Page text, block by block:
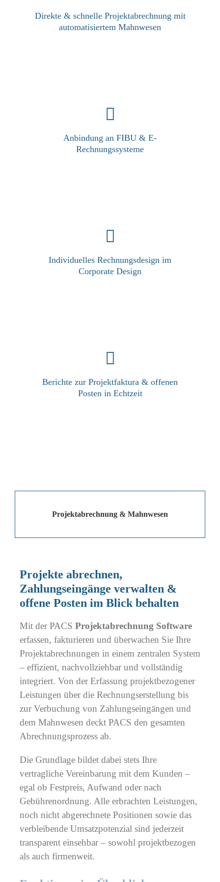
Direkte & schnelle Projektabrechnung mit
automatisiertem Mahnwesen
Anbindung an FIBU & E-
Rechnungssysteme
Individuelles Rechnungsdesign im
Corporate Design
Berichte zur Projektfaktura & offenen
Posten in Echtzeit
Projektabrechnung & Mahnwesen
Projekte abrechnen,
Zahlungseingänge verwalten &
offene Posten im Blick behalten
Mit der PACS Projektabrechnung Software
erfassen, fakturieren und überwachen Sie Ihre
Projektabrechnungen in einem zentralen System
– effizient, nachvollziehbar und vollständig
integriert. Von der Erfassung projektbezogener
Leistungen über die Rechnungserstellung bis
zur Verbuchung von Zahlungseingängen und
dem Mahnwesen deckt PACS den gesamten
Abrechnungsprozess ab.
Die Grundlage bildet dabei stets Ihre
vertragliche Vereinbarung mit dem Kunden –
egal ob Festpreis, Aufwand oder nach
Gebührenordnung. Alle erbrachten Leistungen,
noch nicht abgerechnete Positionen sowie das
verbleibende Umsatzpotenzial sind jederzeit
transparent einsehbar – sowohl projektbezogen
als auch firmenweit.